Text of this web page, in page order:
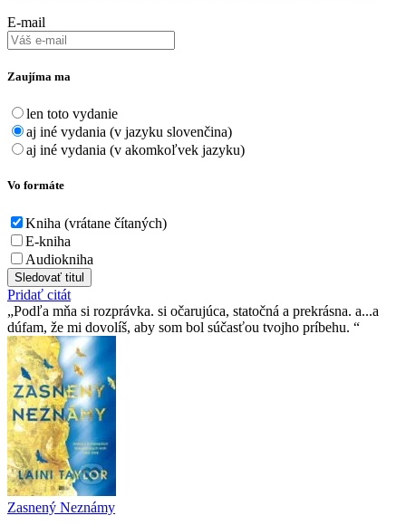
E-mail
Zaujíma ma
len toto vydanie
aj iné vydania (v jazyku slovenčina)
aj iné vydania (v akomkoľvek jazyku)
Vo formáte
Kniha (vrátane čítaných)
E-kniha
Audiokniha
Sledovať titul
Pridať citát
Podľa mňa si rozprávka. si očarujúca, statočná a prekrásna. a...a
dúfam, že mi dovolíš, aby som bol súčasťou tvojho príbehu.
Zasnený Neznámy